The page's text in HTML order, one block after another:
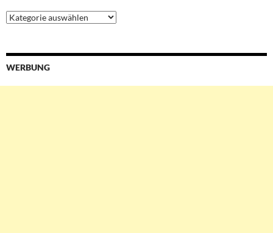
Ressorts
&
WERBUNG